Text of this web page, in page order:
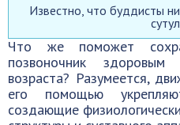
Известно, что буддисты
Что же поможет
позвоночник
возраста? Разумеется,
его помощью
создающие